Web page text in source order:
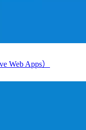
Web Apps）